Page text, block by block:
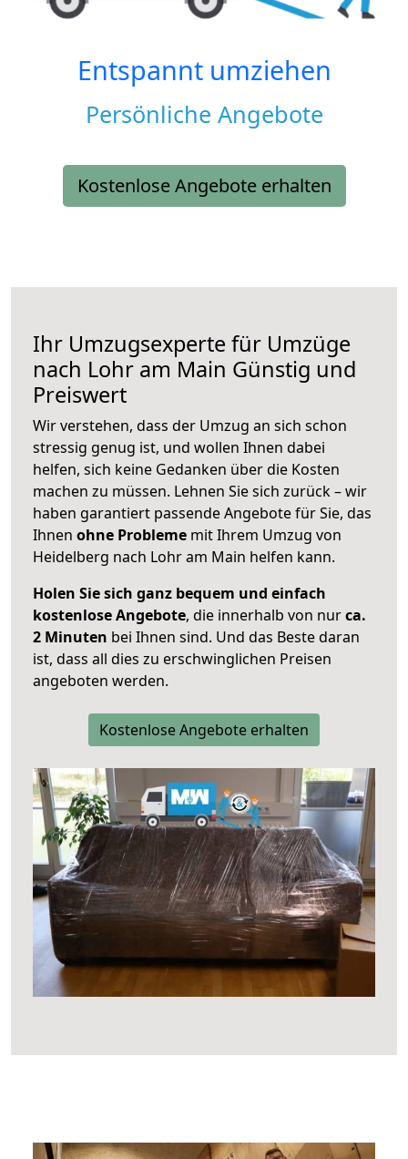
Entspannt umziehen
Persönliche Angebote
Kostenlose Angebote erhalten
Ihr Umzugsexperte für Umzüge
nach Lohr am Main Günstig und
Preiswert
Wir verstehen, dass der Umzug an sich schon
stressig genug ist, und wollen Ihnen dabei
helfen, sich keine Gedanken über die Kosten
machen zu müssen. Lehnen Sie sich zurück – wir
haben garantiert passende Angebote für Sie, das
Ihnen ohne Probleme mit Ihrem Umzug von
Heidelberg nach Lohr am Main helfen kann.
Holen Sie sich ganz bequem und einfach
kostenlose Angebote, die innerhalb von nurca.
2 Minuten bei Ihnen sind. Und das Beste daran
ist, dass all dies zu erschwinglichen Preisen
angeboten werden.
Kostenlose Angebote erhalten